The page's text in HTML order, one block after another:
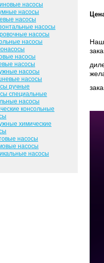
насосы
насосы
насосы
насосы
насосы
насосы
насосы
насосы
насосы
насосы
ручные
специальные
насосы
консольные
химические
насосы
насосы
насосы